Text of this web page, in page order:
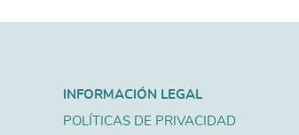
INFORMACIÓN LEGAL
POLÍTICAS DE PRIVACIDAD